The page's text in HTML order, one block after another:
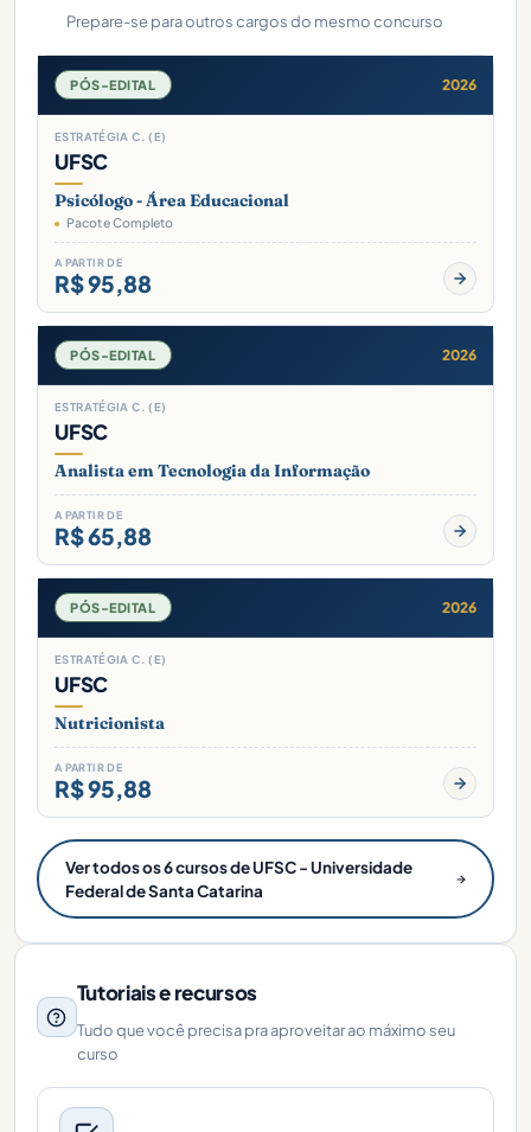
Prepare-se para outros cargos do mesmo concurso
PÓS-EDITAL 2026
ESTRATÉGIA C. (E)
UFSC
Psicólogo - Área Educacional
Pacote Completo
A PARTIR DE
R$ 95,88
PÓS-EDITAL 2026
ESTRATÉGIA C. (E)
UFSC
Analista em Tecnologia da Informação
A PARTIR DE
R$ 65,88
PÓS-EDITAL 2026
ESTRATÉGIA C. (E)
UFSC
Nutricionista
A PARTIR DE
R$ 95,88
Ver todos os 6 cursos de UFSC - Universidade
Federal de Santa Catarina
Tutoriais e recursos
Tudo que você precisa pra aproveitar ao máximo seu
curso